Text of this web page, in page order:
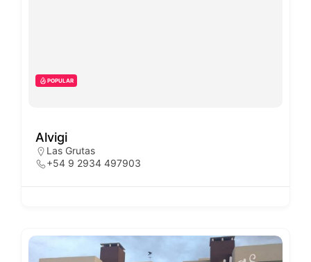
POPULAR
Alvigi
Las Grutas
+54 9 2934 497903